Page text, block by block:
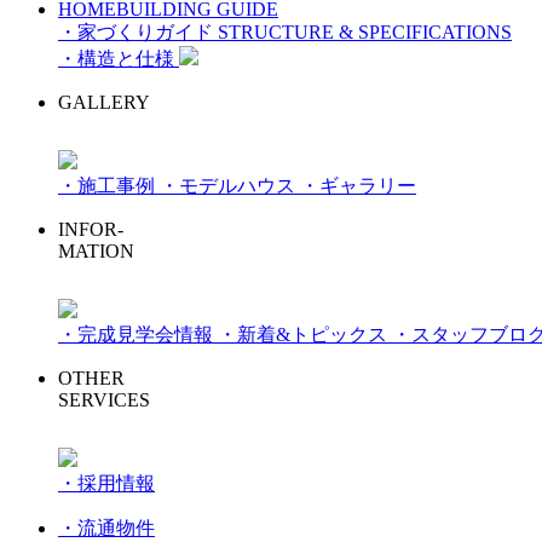
HOMEBUILDING GUIDE
・家づくりガイド STRUCTURE & SPECIFICATIONS
・構造と仕様
GALLERY
・施工事例 ・モデルハウス ・ギャラリー
INFOR-
MATION
・完成見学会情報 ・新着&トピックス ・スタッフブロ
OTHER
SERVICES
・採用情報
・流通物件